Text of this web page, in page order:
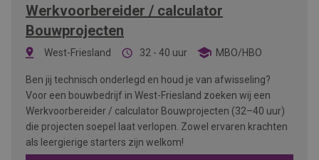
Werkvoorbereider / calculator
Bouwprojecten
West-Friesland 32 - 40 uur MBO/HBO
Ben jij technisch onderlegd en houd je van afwisseling?
Voor een bouwbedrijf in West-Friesland zoeken wij een
Werkvoorbereider / calculator Bouwprojecten (32–40 uur)
die projecten soepel laat verlopen. Zowel ervaren krachten
als leergierige starters zijn welkom!